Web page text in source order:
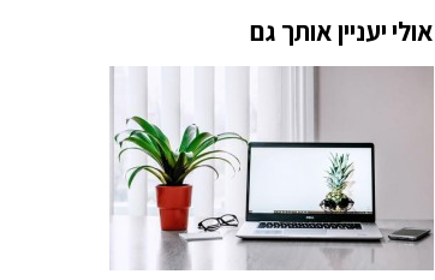
אולי יעניין אותך גם